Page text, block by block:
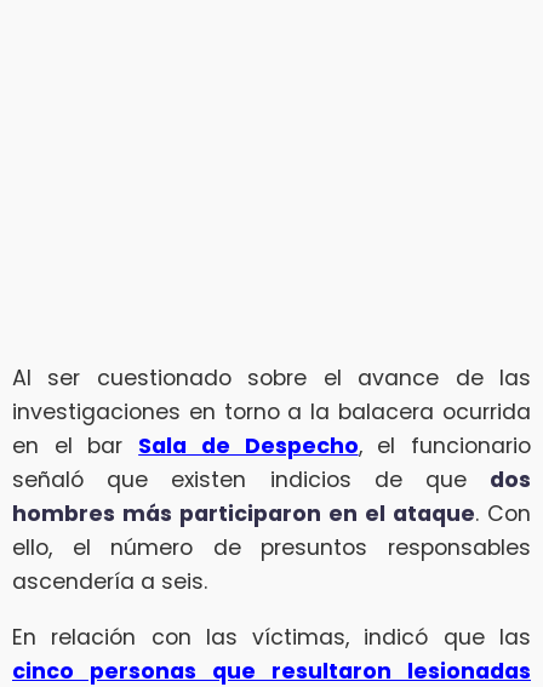
Al ser cuestionado sobre el avance de las
investigaciones en torno a la balacera ocurrida
en el bar Sala de Despecho, el funcionario
señaló que existen indicios de que dos
hombres más participaron en el ataque. Con
ello, el número de presuntos responsables
ascendería a seis.
En relación con las víctimas, indicó que las
cinco personas que resultaron lesionadas